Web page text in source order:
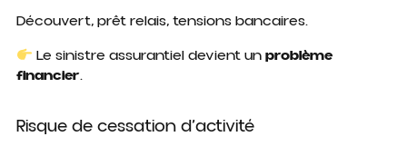
Découvert, prêt relais, tensions bancaires.
Le sinistre assurantiel devient unproblème
financier.
Risque de cessation d’activité